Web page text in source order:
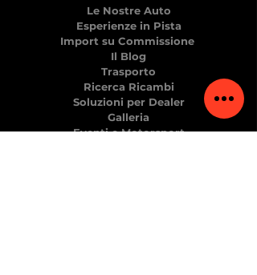
Le Nostre Auto
Esperienze in Pista
Import su Commissione
Il Blog
Trasporto
Ricerca Ricambi
Soluzioni per Dealer
Galleria
Eventi e Motorsport